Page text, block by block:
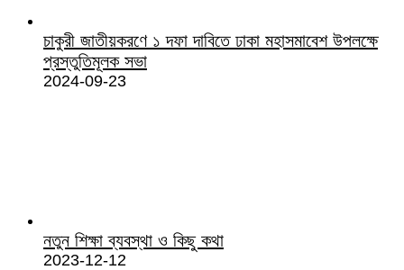
চাকুরী জাতীয়করণে ১ দফা দাবিতে ঢাকা মহাসমাবেশ উপলক্ষে
প্রস্তুতিমূলক সভা
2024-09-23
নতুন শিক্ষা ব্যবস্থা ও কিছু কথা
2023-12-12